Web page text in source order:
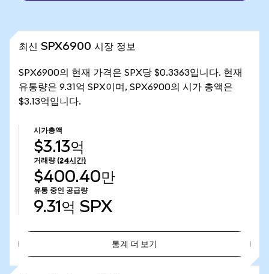
최신 SPX6900 시장 정보
SPX6900의 현재 가격은 SPX당 $0.3363입니다. 현재
유통량은 9.31억 SPX이며, SPX6900의 시가 총액은
$3.13억입니다.
시가총액
$3.13억
거래량 (24시간)
$400.40만
유통 중인 공급량
9.31억 SPX
통계 더 보기